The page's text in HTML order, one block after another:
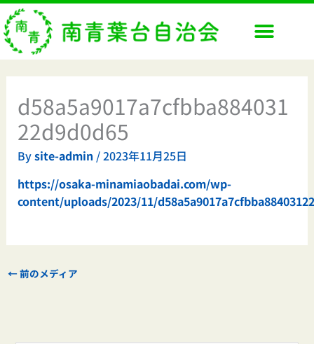
内
容
を
ス
キ
d58a5a9017a7cfbba884031
22d9d0d65
Bysite-admin /2023年11月25日
https://osaka-minamiaobadai.com/wp-
content/uploads/2023/11/
←前のメディア